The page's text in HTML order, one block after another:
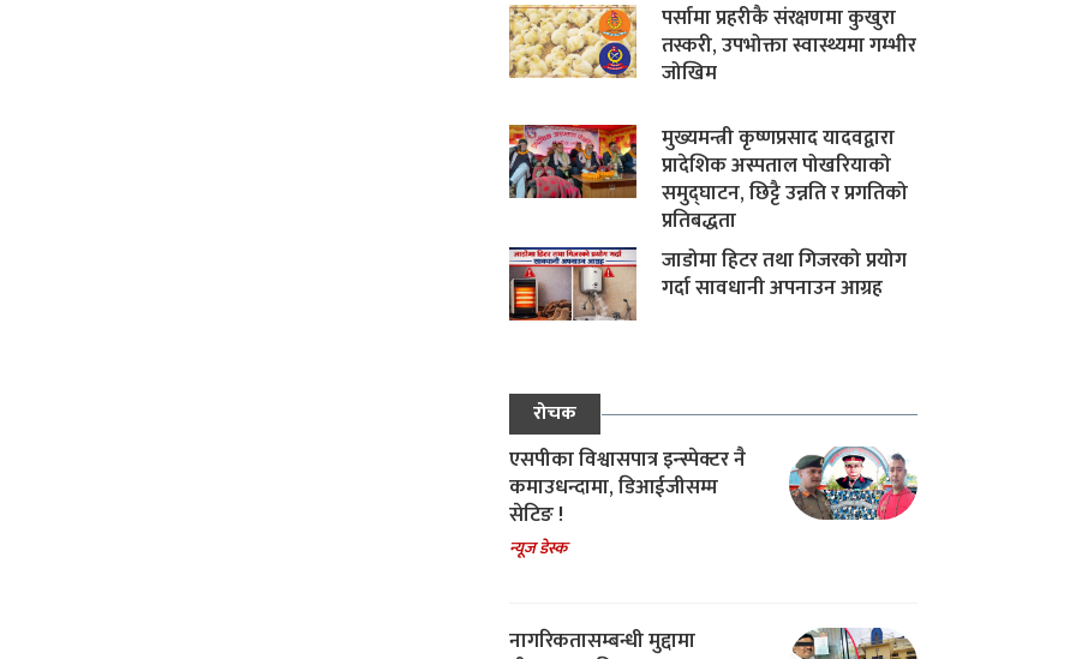
पर्सामा प्रहरीकै संरक्षणमा कुखुरा
तस्करी, उपभोक्ता स्वास्थ्यमा गम्भीर
जोखिम
मुख्यमन्त्री कृष्णप्रसाद यादवद्वारा
प्रादेशिक अस्पताल पोखरियाको
समुद्घाटन, छिट्टै उन्नति र प्रगतिको
प्रतिबद्धता
जाडोमा हिटर तथा गिजरको प्रयोग
गर्दा सावधानी अपनाउन आग्रह
रोचक
एसपीका विश्वासपात्र इन्स्पेक्टर नै
कमाउधन्दामा, डिआईजीसम्म
सेटिङ !
न्यूज डेस्क
नागरिकतासम्बन्धी मुद्दामा